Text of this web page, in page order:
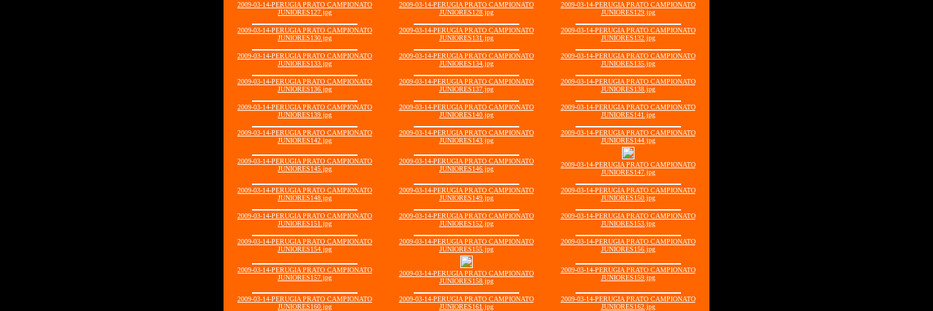
2009-03-14-PERUGIA PRATO CAMPIONATO
JUNIORES127.jpg
2009-03-14-PERUGIA PRATO CAMPIONATO
JUNIORES128.jpg
2009-03-14-PERUGIA PRATO CAMPIONATO
JUNIORES129.jpg
2009-03-14-PERUGIA PRATO CAMPIONATO
JUNIORES130.jpg
2009-03-14-PERUGIA PRATO CAMPIONATO
JUNIORES131.jpg
2009-03-14-PERUGIA PRATO CAMPIONATO
JUNIORES132.jpg
2009-03-14-PERUGIA PRATO CAMPIONATO
JUNIORES133.jpg
2009-03-14-PERUGIA PRATO CAMPIONATO
JUNIORES134.jpg
2009-03-14-PERUGIA PRATO CAMPIONATO
JUNIORES135.jpg
2009-03-14-PERUGIA PRATO CAMPIONATO
JUNIORES136.jpg
2009-03-14-PERUGIA PRATO CAMPIONATO
JUNIORES137.jpg
2009-03-14-PERUGIA PRATO CAMPIONATO
JUNIORES138.jpg
2009-03-14-PERUGIA PRATO CAMPIONATO
JUNIORES139.jpg
2009-03-14-PERUGIA PRATO CAMPIONATO
JUNIORES140.jpg
2009-03-14-PERUGIA PRATO CAMPIONATO
JUNIORES141.jpg
2009-03-14-PERUGIA PRATO CAMPIONATO
JUNIORES142.jpg
2009-03-14-PERUGIA PRATO CAMPIONATO
JUNIORES143.jpg
2009-03-14-PERUGIA PRATO CAMPIONATO
JUNIORES144.jpg
2009-03-14-PERUGIA PRATO CAMPIONATO
JUNIORES145.jpg
2009-03-14-PERUGIA PRATO CAMPIONATO
JUNIORES146.jpg
2009-03-14-PERUGIA PRATO CAMPIONATO
JUNIORES147.jpg
2009-03-14-PERUGIA PRATO CAMPIONATO
JUNIORES148.jpg
2009-03-14-PERUGIA PRATO CAMPIONATO
JUNIORES149.jpg
2009-03-14-PERUGIA PRATO CAMPIONATO
JUNIORES150.jpg
2009-03-14-PERUGIA PRATO CAMPIONATO
JUNIORES151.jpg
2009-03-14-PERUGIA PRATO CAMPIONATO
JUNIORES152.jpg
2009-03-14-PERUGIA PRATO CAMPIONATO
JUNIORES153.jpg
2009-03-14-PERUGIA PRATO CAMPIONATO
JUNIORES154.jpg
2009-03-14-PERUGIA PRATO CAMPIONATO
JUNIORES155.jpg
2009-03-14-PERUGIA PRATO CAMPIONATO
JUNIORES156.jpg
2009-03-14-PERUGIA PRATO CAMPIONATO
JUNIORES157.jpg
2009-03-14-PERUGIA PRATO CAMPIONATO
JUNIORES158.jpg
2009-03-14-PERUGIA PRATO CAMPIONATO
JUNIORES159.jpg
2009-03-14-PERUGIA PRATO CAMPIONATO
JUNIORES160.jpg
2009-03-14-PERUGIA PRATO CAMPIONATO
JUNIORES161.jpg
2009-03-14-PERUGIA PRATO CAMPIONATO
JUNIORES162.jpg